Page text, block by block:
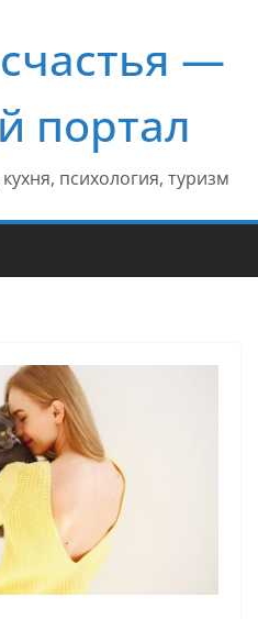
—
портал
психология, туризм